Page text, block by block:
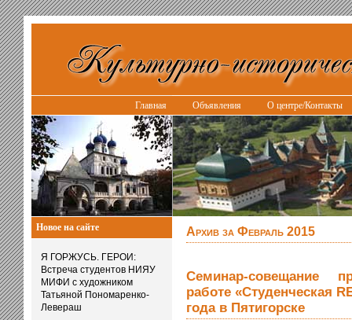
Главная Объявления О центре/Контакты
Новое на сайте
Я ГОРЖУСЬ. ГЕРОИ:
Встреча студентов НИЯУ
МИФИ с художником
Татьяной Пономаренко-
Левераш
Архив за Февраль 2015
Семинар-совещание
работе «Студенческая
года в Пятигорске